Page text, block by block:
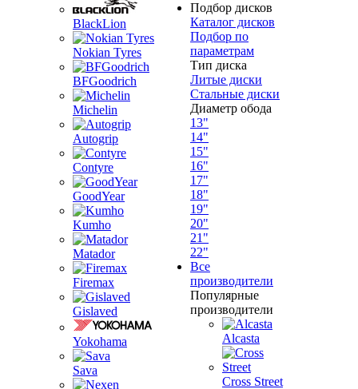
BlackLion
Nokian Tyres
BFGoodrich
Michelin
Autogrip
Contyre
GoodYear
Kumho
Matador
Firemax
Gislaved
Yokohama
Sava
Подбор дисков
Каталог дисков
Подбор по
параметрам
Тип диска
Литые диски
Стальные диски
Диаметр обода
13"
14"
15"
16"
17"
18"
19"
20"
21"
22"
Все
производители
Популярные
производители
Alcasta
Cross Street